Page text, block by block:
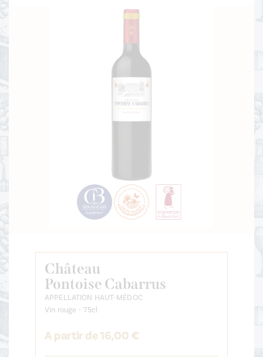
Château
Pontoise Cabarrus
APPELLATION HAUT-MÉDOC
Vin rouge - 75cl
A partir de16,00€